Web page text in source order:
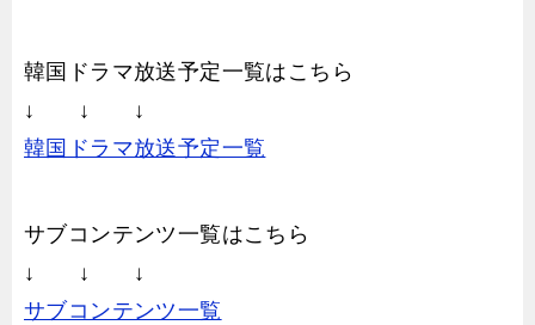
韓国ドラマ放送予定一覧はこちら
↓ ↓ ↓
韓国ドラマ放送予定一覧
サブコンテンツ一覧はこちら
↓ ↓ ↓
サブコンテンツ一覧